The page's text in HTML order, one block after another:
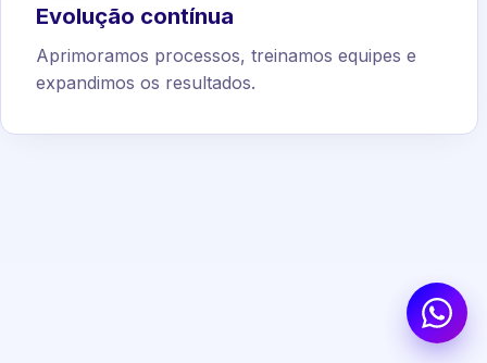
Evolução contínua
Aprimoramos processos, treinamos equipes e
expandimos os resultados.